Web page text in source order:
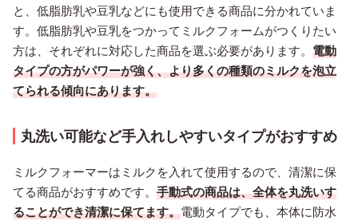
と、低脂肪乳や豆乳などにも使用できる商品に分かれていま
す。低脂肪乳や豆乳をつかってミルクフォームがつくりたい
方は、それぞれに対応した商品を選ぶ必要があります。 電動
タイプの方がパワーが強く、より多くの種類のミルクを泡立
てられる傾向にあります。
丸洗い可能など手入れしやすいタイプがおすすめ
ミルクフォーマーはミルクを入れて使用するので、清潔に保
てる商品がおすすめです。 手動式の商品は、全体を丸洗いす
ることができ清潔に保てます。電動タイプでも、本体に防水